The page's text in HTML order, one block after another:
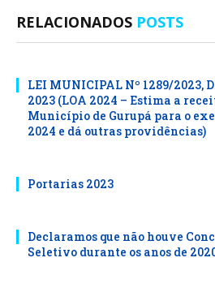
RELACIONADOS POSTS
LEI MUNICIPAL Nº 1289/2023,
2023 (LOA 2024 – Estima a
Município de Gurupá para o
2024 e dá outras providências)
Portarias 2023
Declaramos que não houve
Seletivo durante os anos de